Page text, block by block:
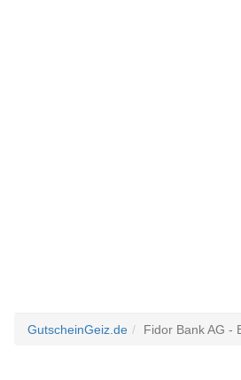
GutscheinGeiz.de Fidor Bank AG -